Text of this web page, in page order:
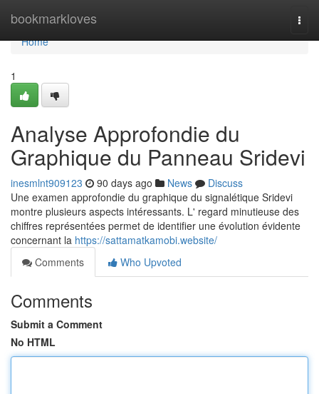
bookmarkloves
Home
Home
1
Analyse Approfondie du
Graphique du Panneau Sridevi
inesmlnt909123 90 days ago News
Discuss
Une examen approfondie du graphique du signalétique Sridevi
montre plusieurs aspects intéressants. L' regard minutieuse des
chiffres représentées permet de identifier une évolution évidente
concernant la https://sattamatkamobi.website/
Comments
Who Upvoted
Comments
Submit a Comment
No HTML